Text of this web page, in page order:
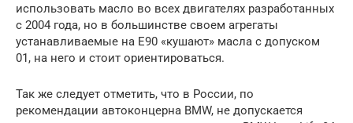
использовать масло во всех двигателях разработанных
с 2004 года, но в большинстве своем агрегаты
устанавливаемые на E90 «кушают» масла с допуском
01, на него и стоит ориентироваться.
Так же следует отметить, что в России, по
рекомендации автоконцерна BMW, не допускается